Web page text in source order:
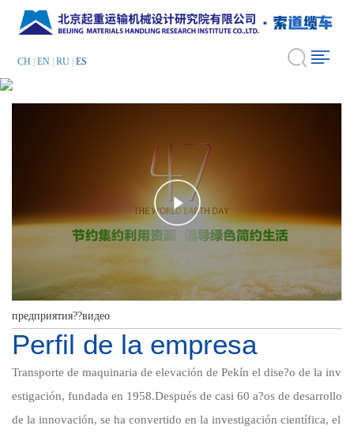
CH |EN |RU |ES
предприятия??видео
Perfil de la empresa
Transporte de maquinaria de elevación de Pekín el dise?o de la inv
estigación, fundada en 1958.Después de casi 60 a?os de desarrollo
de la innovación, se ha convertido en la investigación científica, el